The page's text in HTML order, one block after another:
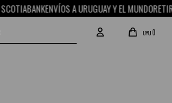
ENVÍOS A URUGUAY Y EL MUNDORETIRO
UYU0